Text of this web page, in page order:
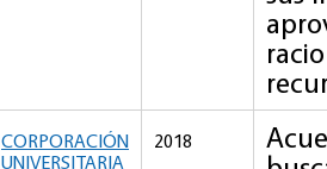
CORPORACIÓN
UNIVERSITARIA
2018